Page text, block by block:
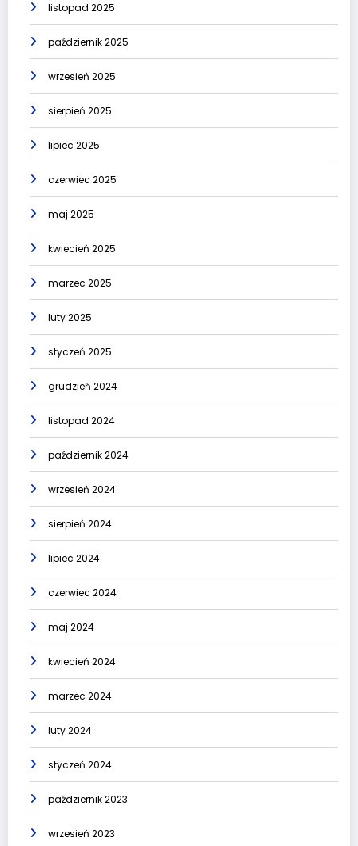
listopad 2025
październik 2025
wrzesień 2025
sierpień 2025
lipiec 2025
czerwiec 2025
maj 2025
kwiecień 2025
marzec 2025
luty 2025
styczeń 2025
grudzień 2024
listopad 2024
październik 2024
wrzesień 2024
sierpień 2024
lipiec 2024
czerwiec 2024
maj 2024
kwiecień 2024
marzec 2024
luty 2024
styczeń 2024
październik 2023
wrzesień 2023